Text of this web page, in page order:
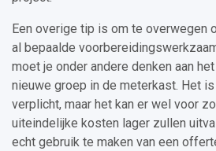
Een overige tip is om te
al bepaalde
moet je onder andere denken aan
nieuwe groep in de meterkast. Het
verplicht, maar het kan er wel voor
uiteindelijke kosten lager zullen
echt gebruik te maken van een